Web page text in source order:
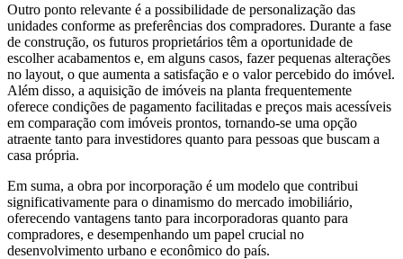
Outro ponto relevante é a possibilidade de personalização das
unidades conforme as preferências dos compradores. Durante a fase
de construção, os futuros proprietários têm a oportunidade de
escolher acabamentos e, em alguns casos, fazer pequenas alterações
no layout, o que aumenta a satisfação e o valor percebido do imóvel.
Além disso, a aquisição de imóveis na planta frequentemente
oferece condições de pagamento facilitadas e preços mais acessíveis
em comparação com imóveis prontos, tornando-se uma opção
atraente tanto para investidores quanto para pessoas que buscam a
casa própria.
Em suma, a obra por incorporação é um modelo que contribui
significativamente para o dinamismo do mercado imobiliário,
oferecendo vantagens tanto para incorporadoras quanto para
compradores, e desempenhando um papel crucial no
desenvolvimento urbano e econômico do país.